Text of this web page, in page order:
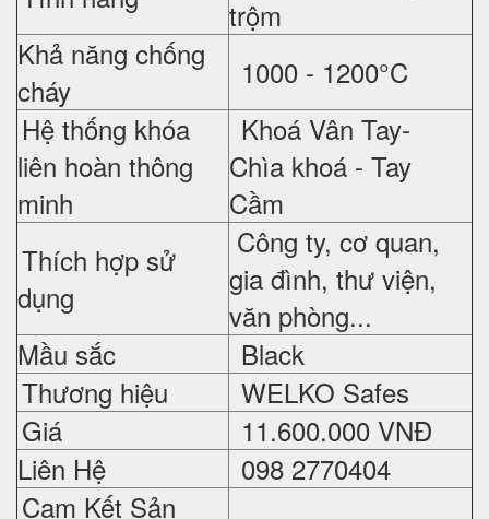
trộm
Khả năng chống
cháy
1000 - 1200°C
Hệ thống khóa
liên hoàn thông
minh
Khoá Vân Tay-
Chìa khoá - Tay
Cầm
Thích hợp sử
dụng
Công ty, cơ quan,
gia đình, thư viện,
văn phòng...
Mầu sắc
Black
Thương hiệu
WELKO Safes
Giá
11.600.000 VNĐ
Liên Hệ
098 2770404
Cam Kết Sản